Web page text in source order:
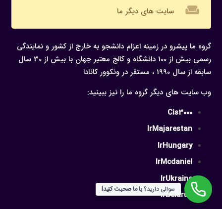
weekend سایت های دیگر ما
گروه ما پیشرو در زمینه اعزام دانشجو به خارج از کشور و نمایندگی
رسمی بیش از 100 دانشگاه و کالج معتبر جهان با بیش از 30 سال
سابقه از سال 1990 ، مستقر در ونکوور کانادا
وب سایت های دیگر گروه ما را نیز ببینید:
Cis3000
IrMajarestan
IrHungary
IrMcdaniel
IrUkraine
IrBelarus
سوالی دارید؟با ما صحبت کنید!